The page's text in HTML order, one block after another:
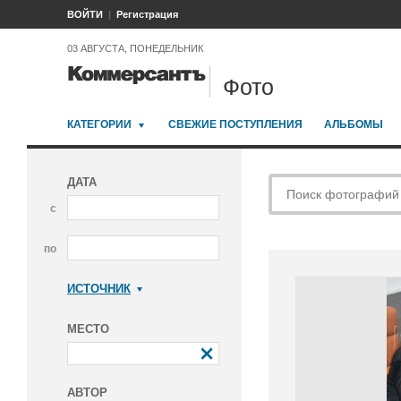
ВОЙТИ Регистрация
03 АВГУСТА, ПОНЕДЕЛЬНИК
Фото
КАТЕГОРИИ СВЕЖИЕ ПОСТУПЛЕНИЯ АЛЬБОМЫ
ДАТА
с
по
ИСТОЧНИК
МЕСТО
АВТОР